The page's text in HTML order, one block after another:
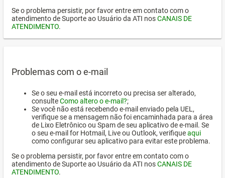
Se o problema persistir, por favor entre em contato com o
atendimento de Suporte ao Usuário da ATI nosCANAIS DE
ATENDIMENTO.
Problemas com o e-mail
Se o seu e-mail está incorreto ou precisa ser alterado,
consulteComo altero o e-mail?;
Se você não está recebendo e-mail enviado pela UEL,
verifique se a mensagem não foi encaminhada para a área
de Lixo Eletrônico ou Spam de seu aplicativo de e-mail. Se
o seu e-mail for Hotmail, Live ou Outlook, verifiqueaqui
como configurar seu aplicativo para evitar este problema.
Se o problema persistir, por favor entre em contato com o
atendimento de Suporte ao Usuário da ATI nosCANAIS DE
ATENDIMENTO.